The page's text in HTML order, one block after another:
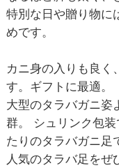
特別な日や贈り物に
めです。
カニ身の入りも良く
す。ギフトに最適。
大型のタラバガニ姿
群。 シュリンク包
たりのタラバガニ足
人気のタラバ足をぜ